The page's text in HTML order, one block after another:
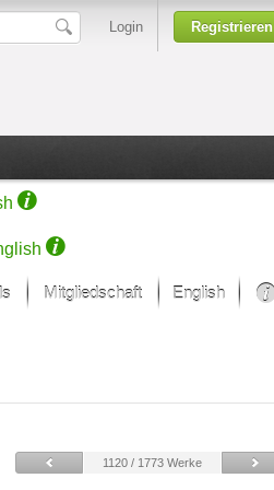
Login Registrieren
Mitgliedschaft English
Kunsthäuser
1120 / 1773 Werke